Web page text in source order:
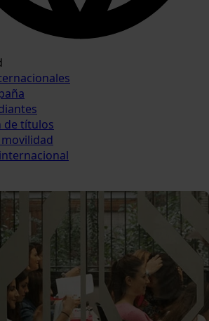
de títulos